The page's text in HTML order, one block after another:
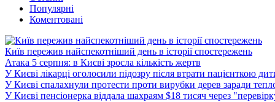
Популярні
Коментовані
Київ пережив найспекотніший день в історії спостережень
Атака 5 серпня: в Києві зросла кількість жертв
У Києві лікарці оголосили підозру після втрати пацієнткою
У Києві спалахнули протести проти вирубки дерев заради
У Києві пенсіонерка віддала шахраям $18 тисяч через